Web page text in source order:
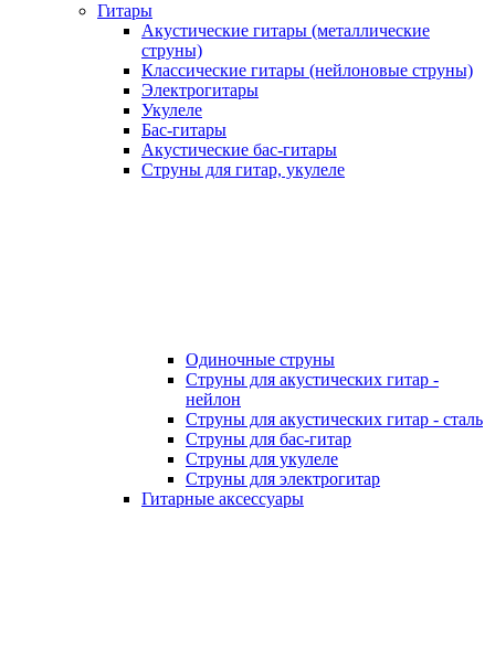
Гитары
Акустические гитары (металлические
струны)
Классические гитары (нейлоновые струны)
Электрогитары
Укулеле
Бас-гитары
Акустические бас-гитары
Струны для гитар, укулеле
Одиночные струны
Струны для акустических гитар -
нейлон
Струны для акустических гитар - сталь
Струны для бас-гитар
Струны для укулеле
Струны для электрогитар
Гитарные аксессуары